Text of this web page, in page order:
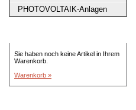
PHOTOVOLTAIK-Anlagen
Sie haben noch keine Artikel in Ihrem
Warenkorb.
Warenkorb »